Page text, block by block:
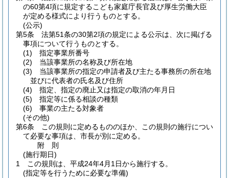
の60第4項に規定するこども家庭庁長官及び厚生労働大臣
が定める様式により行うものとする。
(公示)
第5条
法第51条の30第2項の規定による公示は、次に掲げる
事項について行うものとする。
(1)
指定事業所番号
(2)
当該事業所の名称及び所在地
(3)
当該事業所の指定の申請者及び主たる事務所の所在地
並びに代表者の氏名及び住所
(4)
指定、指定の廃止又は指定の取消の年月日
(5)
指定等に係る相談の種類
(6)
事業の主たる対象者
(その他)
第6条
この規則に定めるもののほか、この規則の施行につい
て必要な事項は、市長が別に定める。
附 則
(施行期日)
1
この規則は、平成24年4月1日から施行する。
(指定等を行うために必要な準備)